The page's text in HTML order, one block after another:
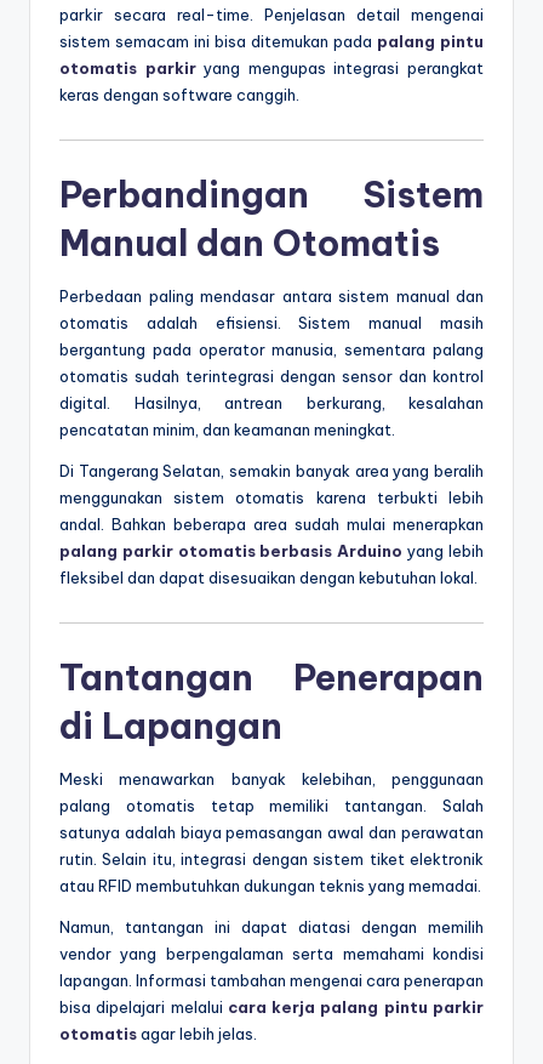
parkir secara real-time. Penjelasan detail mengenai
sistem semacam ini bisa ditemukan pada palang pintu
otomatis parkiryang mengupas integrasi perangkat
keras dengan software canggih.
Perbandingan Sistem
Manual dan Otomatis
Perbedaan paling mendasar antara sistem manual dan
otomatis adalah efisiensi. Sistem manual masih
bergantung pada operator manusia, sementara palang
otomatis sudah terintegrasi dengan sensor dan kontrol
digital. Hasilnya, antrean berkurang, kesalahan
pencatatan minim, dan keamanan meningkat.
Di Tangerang Selatan, semakin banyak area yang beralih
menggunakan sistem otomatis karena terbukti lebih
andal. Bahkan beberapa area sudah mulai menerapkan
palang parkir otomatis berbasis Arduino yang lebih
fleksibel dan dapat disesuaikan dengan kebutuhan lokal.
Tantangan Penerapan
di Lapangan
Meski menawarkan banyak kelebihan, penggunaan
palang otomatis tetap memiliki tantangan. Salah
satunya adalah biaya pemasangan awal dan perawatan
rutin. Selain itu, integrasi dengan sistem tiket elektronik
atau RFID membutuhkan dukungan teknis yang memadai.
Namun, tantangan ini dapat diatasi dengan memilih
vendor yang berpengalaman serta memahami kondisi
lapangan. Informasi tambahan mengenai cara penerapan
bisa dipelajari melalui cara kerja palang pintu parkir
otomatisagar lebih jelas.